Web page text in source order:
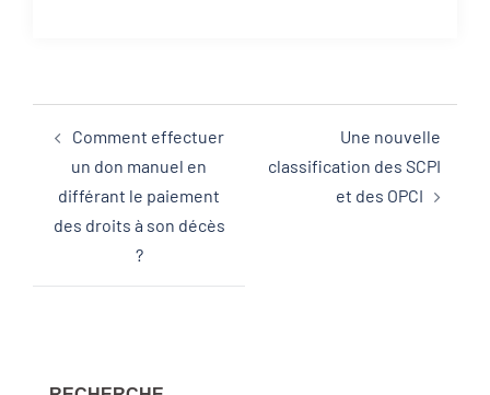
Comment effectuer
un don manuel en
différant le paiement
des droits à son décès
?
Une nouvelle
classification des SCPI
et des OPCI